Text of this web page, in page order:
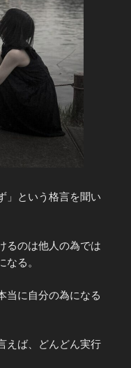
」という格言を聞い
るのは他人の為では
る。
当に自分の為になる
えば、どんどん実行